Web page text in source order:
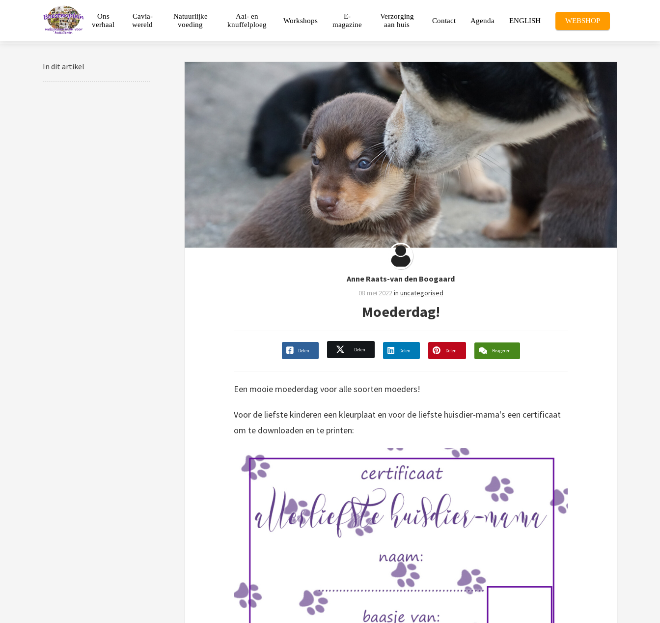
Ons
verhaal
Cavia-
wereld
Natuurlijke
voeding
Aai- en
knuffelploeg
Workshops
E-
magazine
Verzorging
aan huis
Contact Agenda ENGLISH WEBSHOP
In dit artikel
Anne Raats-van den Boogaard
08 mei 2022 in uncategorised
Moederdag!
Delen Delen Delen Delen Reageren
Een mooie moederdag voor alle soorten moeders!
Voor de liefste kinderen een kleurplaat en voor de liefste huisdier-mama's een certificaat
om te downloaden en te printen: